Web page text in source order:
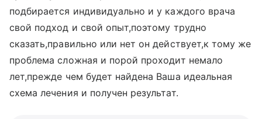
подбирается индивидуально и у каждого врача
свой подход и свой опыт,поэтому трудно
сказать,правильно или нет он действует,к тому же
проблема сложная и порой проходит немало
лет,прежде чем будет найдена Ваша идеальная
схема лечения и получен результат.